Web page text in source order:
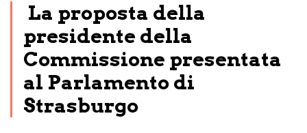
La proposta della
presidente della
Commissione presentata
al Parlamento di
Strasburgo